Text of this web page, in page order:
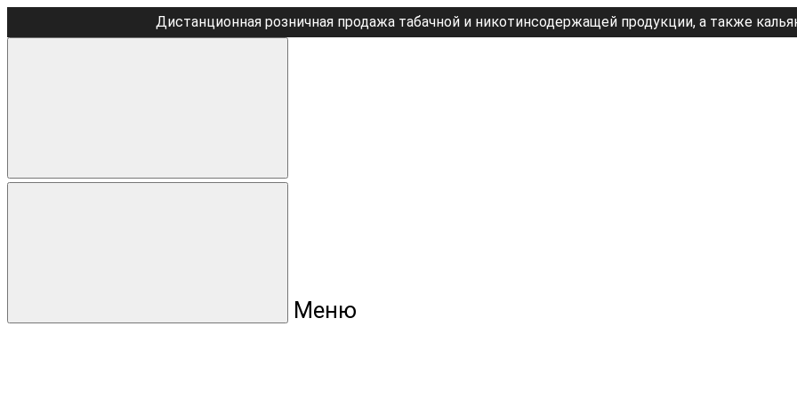
Дистанционная розничная продажа табачной и никотинсодержащей продукции, а также
Меню